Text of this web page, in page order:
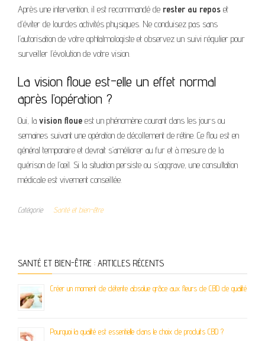
Après une intervention, il est recommandé de rester au repos et
d’éviter de lourdes activités physiques. Ne conduisez pas sans
l’autorisation de votre ophtalmologiste et observez un suivi régulier pour
surveiller l’évolution de votre vision.
La vision floue est-elle un effet normal
après l’opération ?
Oui, la vision floue est un phénomène courant dans les jours ou
semaines suivant une opération de décollement de rétine. Ce flou est en
général temporaire et devrait s’améliorer au fur et à mesure de la
guérison de l’œil. Si la situation persiste ou s’aggrave, une consultation
médicale est vivement conseillée.
Catégorie Santé et bien-être
SANTÉ ET BIEN-ÊTRE : ARTICLES RÉCENTS
Créer un moment de détente absolue grâce aux fleurs de CBD de qualité
Pourquoi la qualité est essentielle dans le choix de produits CBD ?